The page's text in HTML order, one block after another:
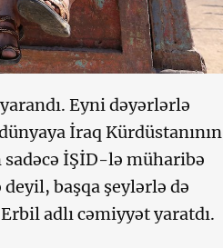
Eyni dəyərlərlə
İraq Kürdüstanının
sadəcə İŞİD-lə müharibə
başqa şeylərlə də
adlı cəmiyyət yaratdı.